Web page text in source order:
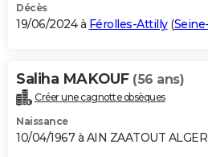
Décès
19/06/2024 à Férolles-Attilly(
Saliha MAKOUF (56 ans)
Créer une cagnotte obsèques
Naissance
10/04/1967 à AIN ZAATOUT